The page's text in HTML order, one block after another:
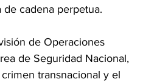
cadena perpetua.
de Operaciones
de Seguridad Nacional,
transnacional y el